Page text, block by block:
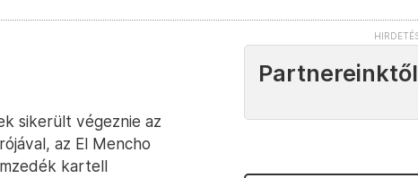
sikerült végeznie az
az El Mencho
kartell
Partnereinktől